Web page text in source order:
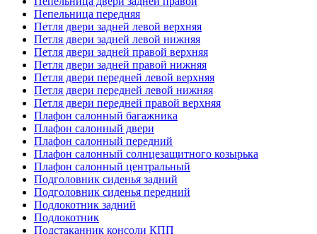
Пепельница передняя
Петля двери задней левой верхняя
Петля двери задней левой нижняя
Петля двери задней правой верхняя
Петля двери задней правой нижняя
Петля двери передней левой верхняя
Петля двери передней левой нижняя
Петля двери передней правой верхняя
Плафон салонный багажника
Плафон салонный двери
Плафон салонный передний
Плафон салонный солнцезащитного козырька
Плафон салонный центральный
Подголовник сиденья задний
Подголовник сиденья передний
Подлокотник задний
Подлокотник
Подстаканник консоли КПП